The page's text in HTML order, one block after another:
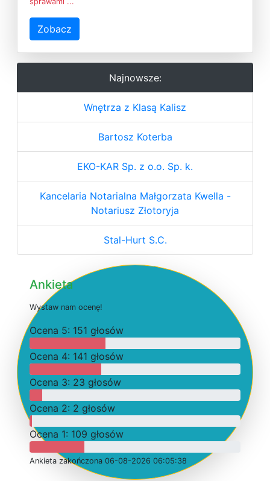
Zobacz
Najnowsze:
Wnętrza z Klasą Kalisz
Bartosz Koterba
EKO-KAR Sp. z o.o. Sp. k.
Kancelaria Notarialna Małgorzata Kwella -
Notariusz Złotoryja
Stal-Hurt S.C.
Ankieta
Wystaw nam ocenę!
Ocena 5: 151 głosów
Ocena 4: 141 głosów
Ocena 3: 23 głosów
Ocena 2: 2 głosów
Ocena 1: 109 głosów
Ankieta zakończona 06-08-2026 06:05:38